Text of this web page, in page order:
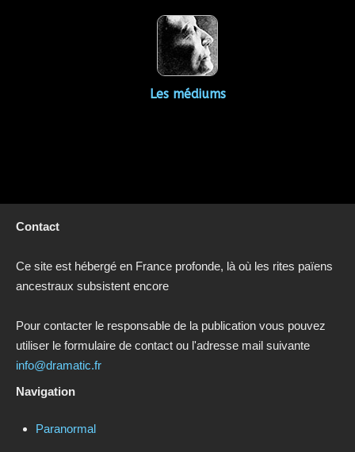
Les médiums
Contact
Ce site est hébergé en France profonde, là où les rites païens
ancestraux subsistent encore
Pour contacter le responsable de la publication vous pouvez
utiliser le formulaire de contact ou l'adresse mail suivante
info@dramatic.fr
Navigation
Paranormal